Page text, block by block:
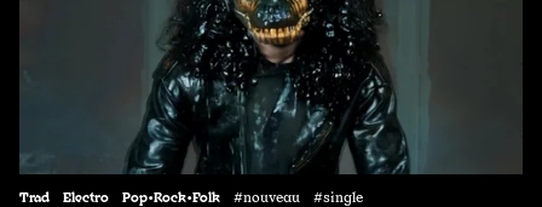
Trad Electro Pop•Rock•Folk #nouveau #single